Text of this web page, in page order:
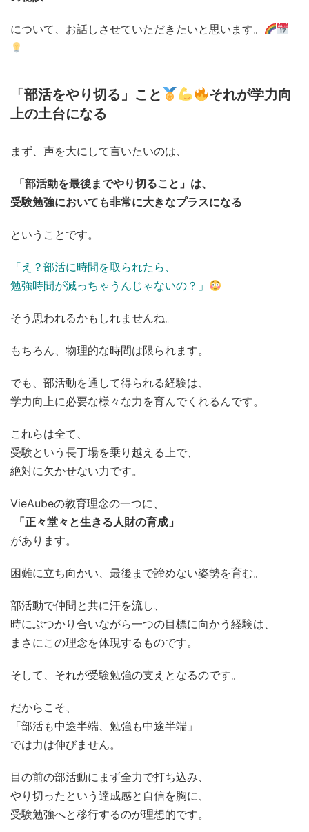
について、お話しさせていただきたいと思います。
「部活をやり切る」こと
それが学力向
上の土台になる
まず、声を大にして言いたいのは、
「部活動を最後までやり切ること」は、
受験勉強においても非常に大きなプラスになる
ということです。
「え？部活に時間を取られたら、
勉強時間が減っちゃうんじゃないの？」
そう思われるかもしれませんね。
もちろん、物理的な時間は限られます。
でも、部活動を通して得られる経験は、
学力向上に必要な様々な力を育んでくれるんです。
これらは全て、
受験という長丁場を乗り越える上で、
絶対に欠かせない力です。
VieAubeの教育理念の一つに、
「正々堂々と生きる人財の育成」
があります。
困難に立ち向かい、最後まで諦めない姿勢を育む。
部活動で仲間と共に汗を流し、
時にぶつかり合いながら一つの目標に向かう経験は、
まさにこの理念を体現するものです。
そして、それが受験勉強の支えとなるのです。
だからこそ、
「部活も中途半端、勉強も中途半端」
では力は伸びません。
目の前の部活動にまず全力で打ち込み、
やり切ったという達成感と自信を胸に、
受験勉強へと移行するのが理想的です。